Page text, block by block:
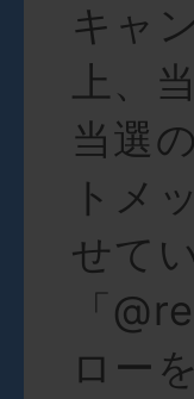
キャ
上、
当選
トメ
せて
「
ロー